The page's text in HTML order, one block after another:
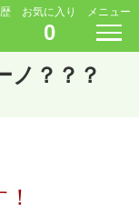
お気に入り
0
メニュー
ノ？？？